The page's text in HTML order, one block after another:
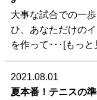
大事な試合での一
ひ、あなただけの
を作って･･･[もっと
2021.08.01
夏本番！テニスの